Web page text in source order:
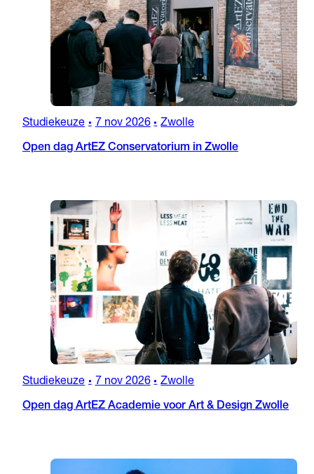
Studiekeuze • 7 nov 2026 • Zwolle
Open dag ArtEZ Conservatorium in Zwolle
Studiekeuze • 7 nov 2026 • Zwolle
Open dag ArtEZ Academie voor Art & Design Zwolle